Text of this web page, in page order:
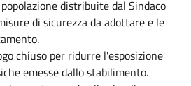
distribuite dal Sindaco
di sicurezza da adottare e le
chiuso per ridurre l'esposizione
emesse dallo stabilimento.